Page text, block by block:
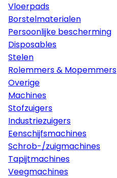
Vloerpads
Borstelmaterialen
Persoonlijke bescherming
Disposables
Stelen
Rolemmers & Mopemmers
Overige
Machines
Stofzuigers
Industriezuigers
Eenschijfsmachines
Schrob-/zuigmachines
Tapijtmachines
Veegmachines